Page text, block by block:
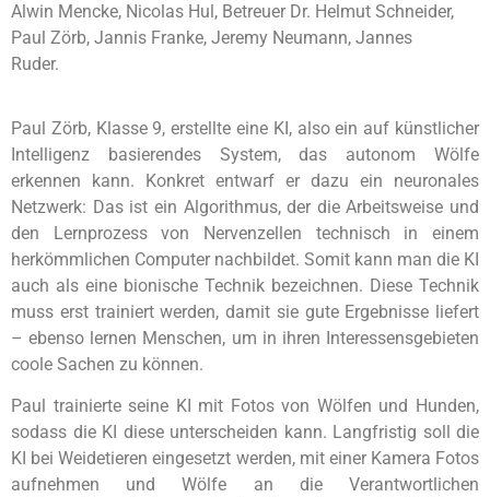
Alwin Mencke, Nicolas Hul, Betreuer Dr. Helmut Schneider,
Paul Zörb, Jannis Franke, Jeremy Neumann, Jannes
Ruder.
Paul Zörb, Klasse 9, erstellte eine KI, also ein auf künstlicher
Intelligenz basierendes System, das autonom Wölfe
erkennen kann. Konkret entwarf er dazu ein neuronales
Netzwerk: Das ist ein Algorithmus, der die Arbeitsweise und
den Lernprozess von Nervenzellen technisch in einem
herkömmlichen Computer nachbildet. Somit kann man die KI
auch als eine bionische Technik bezeichnen. Diese Technik
muss erst trainiert werden, damit sie gute Ergebnisse liefert
– ebenso lernen Menschen, um in ihren Interessensgebieten
coole Sachen zu können.
Paul trainierte seine KI mit Fotos von Wölfen und Hunden,
sodass die KI diese unterscheiden kann. Langfristig soll die
KI bei Weidetieren eingesetzt werden, mit einer Kamera Fotos
aufnehmen und Wölfe an die Verantwortlichen